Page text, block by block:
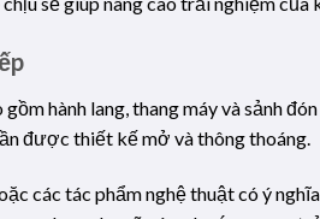
hành lang, thang máy và sảnh
được thiết kế mở và thông thoáng.
các tác phẩm nghệ thuật có ý